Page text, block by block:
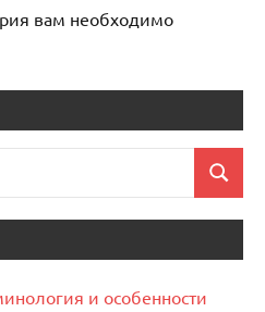
вам необходимо
Поиск
и особенности